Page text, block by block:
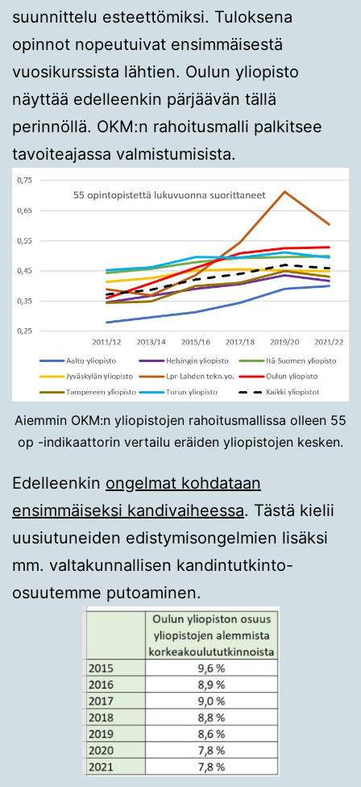
suunnittelu esteettömiksi. Tuloksena
opinnot nopeutuivat ensimmäisestä
vuosikurssista lähtien. Oulun yliopisto
näyttää edelleenkin pärjäävän tällä
perinnöllä. OKM:n rahoitusmalli palkitsee
tavoiteajassa valmistumisista.
Aiemmin OKM:n yliopistojen rahoitusmallissa olleen 55
op -indikaattorin vertailu eräiden yliopistojen kesken.
Edelleenkin ongelmat kohdataan
ensimmäiseksi kandivaiheessa. Tästä kielii
uusiutuneiden edistymisongelmien lisäksi
mm. valtakunnallisen kandintutkinto-
osuutemme putoaminen.